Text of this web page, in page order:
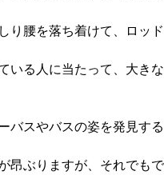
り腰を落ち着けて、ロッ
いる人に当たって、大き
バスやバスの姿を発見す
昂ぶりますが、それでも